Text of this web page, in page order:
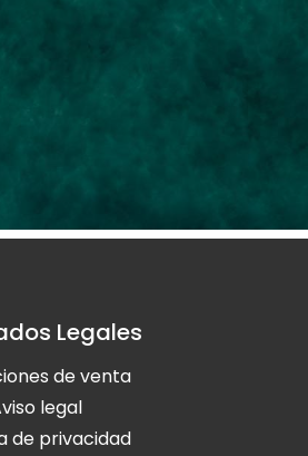
Holaola Ribadeo
Avda de Leopoldo Calvo Sotelo,
Legales
de venta
legal
de privacidad